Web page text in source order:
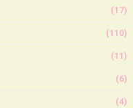
(17)
(110)
(11)
(6)
(4)